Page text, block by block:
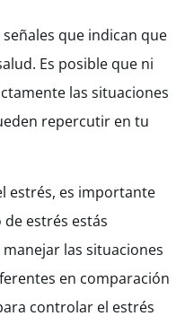
que indican que
Es posible que ni
las situaciones
repercutir en tu
estrés, es importante
estrés estás
las situaciones
en comparación
controlar el estrés